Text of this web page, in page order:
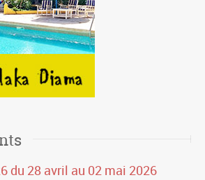
du 28 avril au 02 mai 2026